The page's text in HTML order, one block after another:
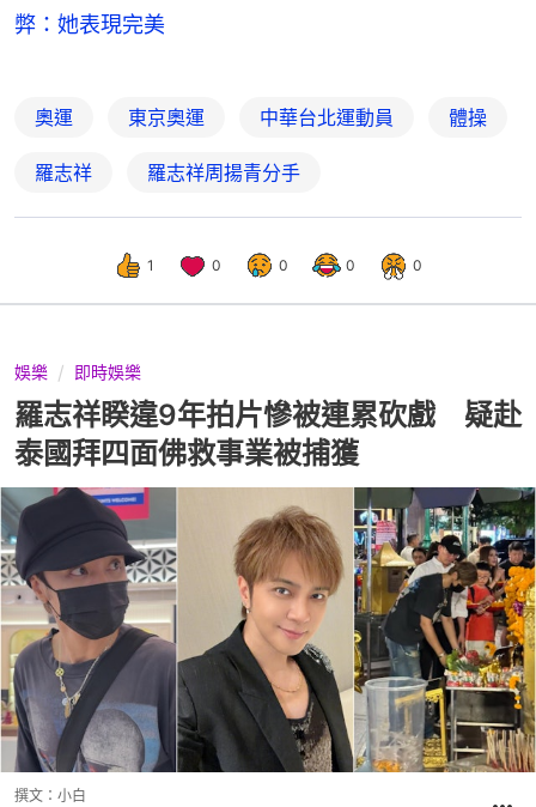
弊：她表現完美
奧運 東京奧運 中華台北運動員 體操
羅志祥 羅志祥周揚青分手
1 0 0 0 0
娛樂 即時娛樂
羅志祥睽違9年拍片慘被連累砍戲 疑赴
泰國拜四面佛救事業被捕獲
撰文： 小白